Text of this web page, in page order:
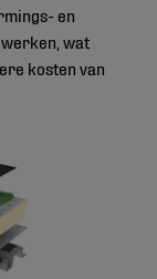
en
wat
kosten van